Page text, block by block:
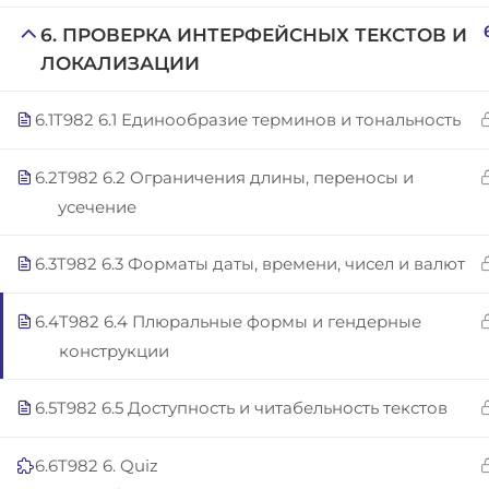
6. ПРОВЕРКА ИНТЕРФЕЙСНЫХ ТЕКСТОВ И
ЛОКАЛИЗАЦИИ
6.1T982 6.1 Единообразие терминов и тональность
6.2T982 6.2 Ограничения длины, переносы и
усечение
6.3T982 6.3 Форматы даты, времени, чисел и валют
6.4T982 6.4 Плюральные формы и гендерные
конструкции
6.5T982 6.5 Доступность и читабельность текстов
6.6T982 6. Quiz